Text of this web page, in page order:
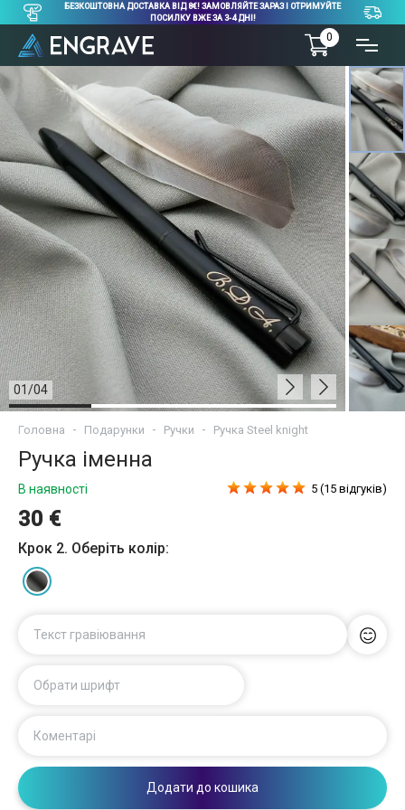
БЕЗКОШТОВНА ДОСТАВКА ВІД 8€! ЗАМОВЛЯЙТЕ ЗАРАЗ І ОТРИМУЙТЕ
ПОСИЛКУ ВЖЕ ЗА 3-4 ДНІ!
0
01/04
Головна Подарунки Ручки Ручка Steel knight
Ручка іменна
В наявності
30 €
5 (15 відгуків)
Крок 2. Оберіть колір:
Текст гравіювання
Обрати шрифт
Коментарі
Додати до кошика